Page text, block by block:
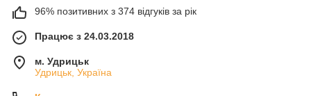
96% позитивних з 374 відгуків за рік
Працює з 24.03.2018
м. Удрицьк
Удрицьк, Україна